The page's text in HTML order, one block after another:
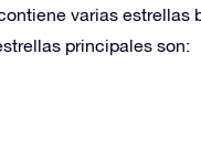
varias estrellas
principales son: